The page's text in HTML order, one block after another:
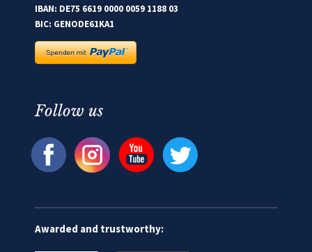
IBAN: DE75 6619 0000 0059 1188 03
BIC: GENODE61KA1
Follow us
Awarded and trustworthy: